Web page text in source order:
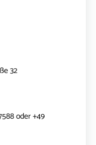
32
oder +49